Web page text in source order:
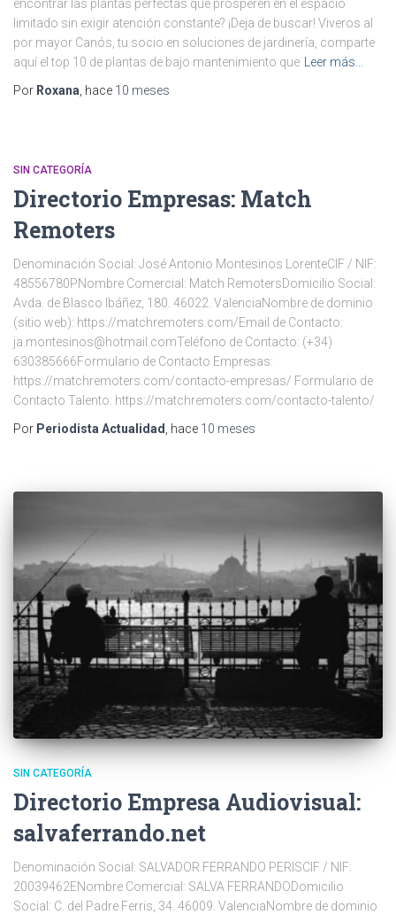
encontrar las plantas perfectas que prosperen en el espacio
limitado sin exigir atención constante? ¡Deja de buscar! Viveros al
por mayor Canós, tu socio en soluciones de jardinería, comparte
aquí el top 10 de plantas de bajo mantenimiento que
Leer más…
Por Roxana , hace 10 meses
SIN CATEGORÍA
Directorio Empresas: Match
Remoters
Denominación Social: José Antonio Montesinos LorenteCIF / NIF:
48556780PNombre Comercial: Match RemotersDomicilio Social:
Avda. de Blasco Ibáñez, 180. 46022. ValenciaNombre de dominio
(sitio web): https://matchremoters.com/Email de Contacto:
ja.montesinos@hotmail.comTeléfono de Contacto: (+34)
630385666Formulario de Contacto Empresas:
https://matchremoters.com/contacto-empresas/ Formulario de
Contacto Talento: https://matchremoters.com/contacto-talento/
Por Periodista Actualidad , hace 10 meses
SIN CATEGORÍA
Directorio Empresa Audiovisual:
salvaferrando.net
Denominación Social: SALVADOR FERRANDO PERISCIF / NIF:
20039462ENombre Comercial: SALVA FERRANDODomicilio
Social: C. del Padre Ferris, 34. 46009. ValenciaNombre de dominio